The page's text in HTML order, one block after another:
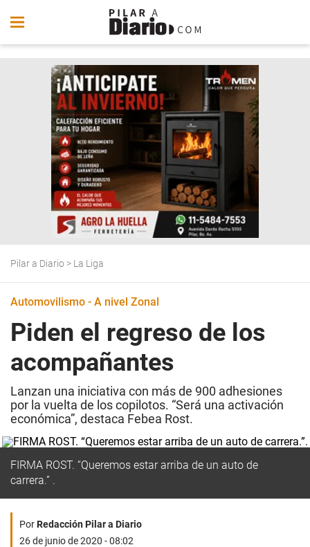
Pilar a Diario > La Liga
Automovilismo - A nivel Zonal
Piden el regreso de los
acompañantes
Lanzan una iniciativa con más de 900 adhesiones
por la vuelta de los copilotos. “Será una activación
económica”, destaca Febea Rost.
FIRMA ROST. “Queremos estar arriba de un auto de
carrera.” .
PorRedacción Pilar a Diario
26 de junio de 2020 - 08:02